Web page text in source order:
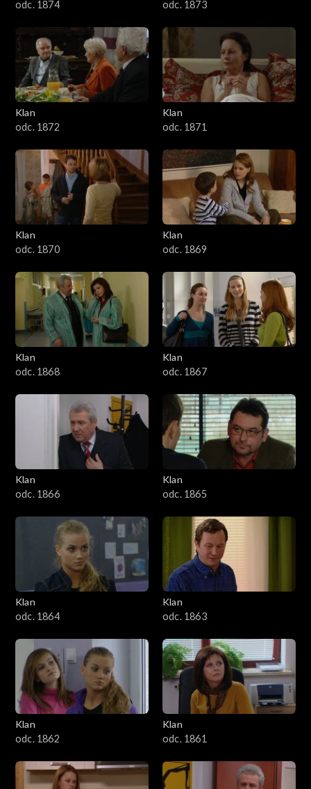
odc. 1874 odc. 1873
Klan
odc. 1872
Klan
odc. 1871
Klan
odc. 1870
Klan
odc. 1869
Klan
odc. 1868
Klan
odc. 1867
Klan
odc. 1866
Klan
odc. 1865
Klan
odc. 1864
Klan
odc. 1863
Klan
odc. 1862
Klan
odc. 1861